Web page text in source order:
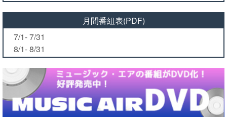
月間番組表(PDF)
7/1- 7/31
8/1- 8/31